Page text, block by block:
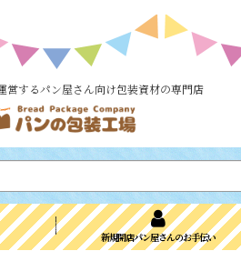
営するパン屋さん向け包装資材の専門店
新規開店パン屋さんのお手伝い